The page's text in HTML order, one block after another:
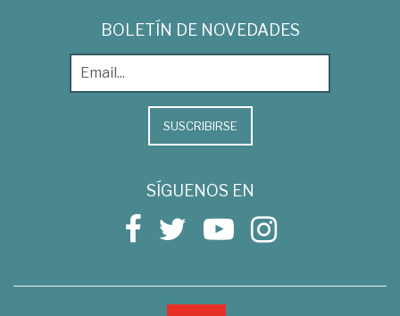
BOLETÍN DE NOVEDADES
SUSCRIBIRSE
SÍGUENOS EN